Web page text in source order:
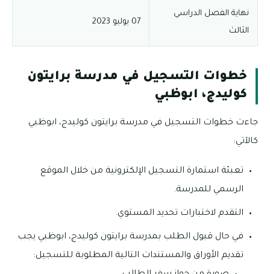
نهاية الفصل الدراسي
الثالث
07 يوليو 2023
خطوات التسجيل في مدرسة برايتون
كوليدج، ابوظبي
جاءت خطوات التسجيل في مدرسة برايتون كوليدج، ابوظبي
كالآتي:
تعبئة استمارة التسجيل الإلكترونية من خلال الموقع
الرسمي للمدرسة.
التقدم لاختبارات تحديد المستوي.
في حال قبول الطلب بمدرسة برايتون كوليدج، ابوظبي يجب
تقديم الأوراق والمستندات التالية المطلوبة للتسجيل: